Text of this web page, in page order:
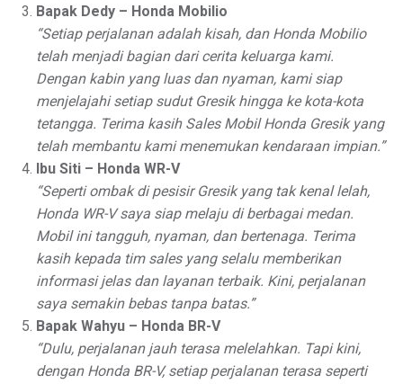
Bapak Dedy – Honda Mobilio
“Setiap perjalanan adalah kisah, dan Honda Mobilio
telah menjadi bagian dari cerita keluarga kami.
Dengan kabin yang luas dan nyaman, kami siap
menjelajahi setiap sudut Gresik hingga ke kota-kota
tetangga. Terima kasih Sales Mobil Honda Gresik yang
telah membantu kami menemukan kendaraan impian.”
Ibu Siti – Honda WR-V
“Seperti ombak di pesisir Gresik yang tak kenal lelah,
Honda WR-V saya siap melaju di berbagai medan.
Mobil ini tangguh, nyaman, dan bertenaga. Terima
kasih kepada tim sales yang selalu memberikan
informasi jelas dan layanan terbaik. Kini, perjalanan
saya semakin bebas tanpa batas.”
Bapak Wahyu – Honda BR-V
“Dulu, perjalanan jauh terasa melelahkan. Tapi kini,
dengan Honda BR-V, setiap perjalanan terasa seperti